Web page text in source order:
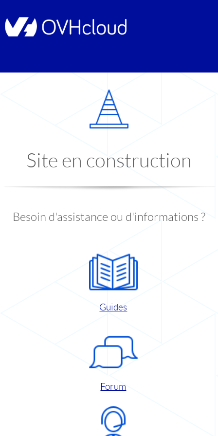
Site en construction
Besoin d'assistance ou d'informations ?
Guides
Forum